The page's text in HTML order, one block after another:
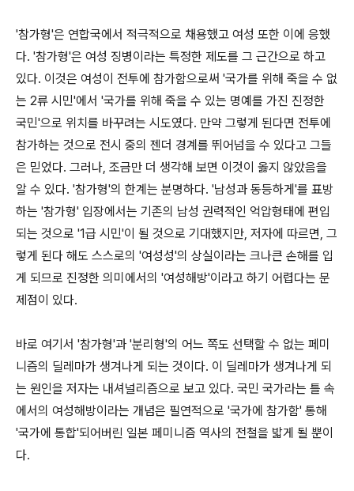
'참가형'은 연합국에서 적극적으로 채용했고 여성 또한 이에 응했
다. '참가형'은 여성 징병이라는 특정한 제도를 그 근간으로 하고
있다. 이것은 여성이 전투에 참가함으로써 '국가를 위해 죽을 수 없
는 2류 시민'에서 '국가를 위해 죽을 수 있는 명예를 가진 진정한
국민'으로 위치를 바꾸려는 시도였다. 만약 그렇게 된다면 전투에
참가하는 것으로 전시 중의 젠더 경계를 뛰어넘을 수 있다고 그들
은 믿었다. 그러나, 조금만 더 생각해 보면 이것이 옳지 않았음을
알 수 있다. '참가형'의 한계는 분명하다. '남성과 동등하게'를 표방
하는 '참가형' 입장에서는 기존의 남성 권력적인 억압형태에 편입
되는 것으로 '1급 시민'이 될 것으로 기대했지만, 저자에 따르면, 그
렇게 된다 해도 스스로의 '여성성'의 상실이라는 크나큰 손해를 입
게 되므로 진정한 의미에서의 '여성해방'이라고 하기 어렵다는 문
제점이 있다.
바로 여기서 '참가형'과 '분리형'의 어느 쪽도 선택할 수 없는 페미
니즘의 딜레마가 생겨나게 되는 것이다. 이 딜레마가 생겨나게 되
는 원인을 저자는 내셔널리즘으로 보고 있다. 국민 국가라는 틀 속
에서의 여성해방이라는 개념은 필연적으로 '국가에 참가함' 통해
'국가에 통합'되어버린 일본 페미니즘 역사의 전철을 밟게 될 뿐이
다.